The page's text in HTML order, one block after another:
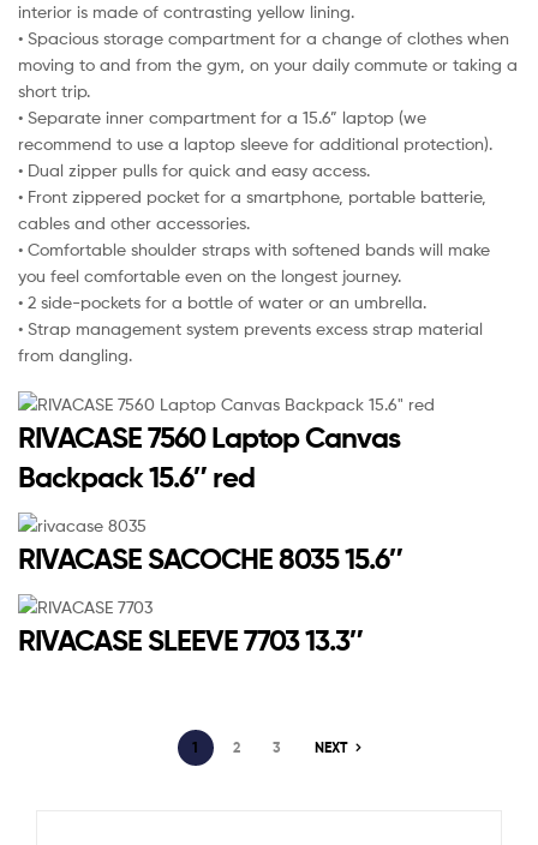
interior is made of contrasting yellow lining.
• Spacious storage compartment for a change of clothes when
moving to and from the gym, on your daily commute or taking a
short trip.
• Separate inner compartment for a 15.6” laptop (we
recommend to use a laptop sleeve for additional protection).
• Dual zipper pulls for quick and easy access.
• Front zippered pocket for a smartphone, portable batterie,
cables and other accessories.
• Comfortable shoulder straps with softened bands will make
you feel comfortable even on the longest journey.
• 2 side-pockets for a bottle of water or an umbrella.
• Strap management system prevents excess strap material
from dangling.
RIVACASE 7560 Laptop Canvas
Backpack 15.6″ red
RIVACASE SACOCHE 8035 15.6″
RIVACASE SLEEVE 7703 13.3″
1 2 3 NEXT